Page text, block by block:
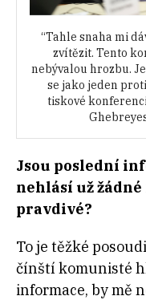
“Tahle snaha mi
zvítězit. Tento
nebývalou hrozbu.
se jako jeden
tiskové
Jsou poslední
nehlásí už
pravdivé?
To je těžké
čínští komunisté
informace, by mě